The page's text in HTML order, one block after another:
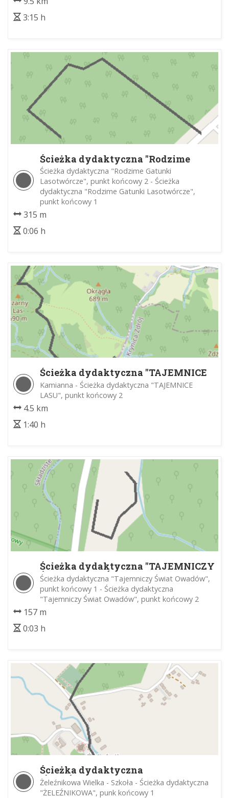
3:15 h
Ścieżka dydaktyczna "Rodzime
Gatunki Lasotwórcze"
Ścieżka dydaktyczna "Rodzime Gatunki
Lasotwórcze", punkt końcowy 2 - Ścieżka
dydaktyczna "Rodzime Gatunki Lasotwórcze",
punkt końcowy 1
315 m
0:06 h
Ścieżka dydaktyczna "TAJEMNICE
LASU"
Kamianna - Ścieżka dydaktyczna "TAJEMNICE
LASU", punkt końcowy 2
4.5 km
1:40 h
Ścieżka dydaktyczna "TAJEMNICZY
ŚWIAT OWADÓW"
Ścieżka dydaktyczna "Tajemniczy Świat Owadów",
punkt końcowy 1 - Ścieżka dydaktyczna
"Tajemniczy Świat Owadów", punkt końcowy 2
157 m
0:03 h
Ścieżka dydaktyczna
"ŻELEŹNIKOWA"
Żeleźnikowa Wielka - Szkoła - Ścieżka dydaktyczna
"ŻELEŹNIKOWA", punk końcowy 1